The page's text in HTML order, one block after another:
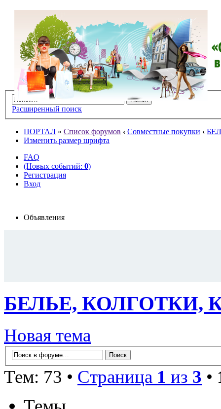
Расширенный поиск
ПОРТАЛ » Список форумов ‹ Совместные покупки ‹
Изменить размер шрифта
FAQ
(Новых событий: 0)
Регистрация
Вход
Объявления
БЕЛЬЕ, КОЛГОТКИ,
Новая тема
Тем: 73 • Страница 1 из 3 •